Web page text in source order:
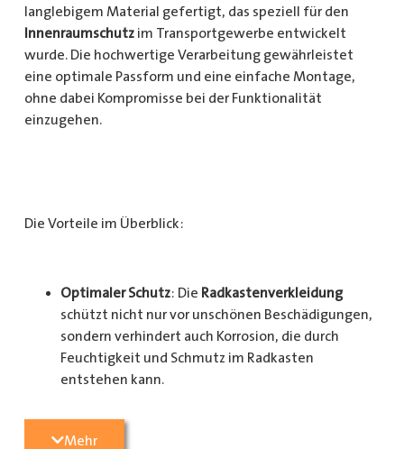
langlebigem Material gefertigt, das speziell für den
Innenraumschutzim Transportgewerbe entwickelt
wurde. Die hochwertige Verarbeitung gewährleistet
eine optimale Passform und eine einfache Montage,
ohne dabei Kompromisse bei der Funktionalität
einzugehen.
Die Vorteile im Überblick:
Optimaler Schutz: Die Radkastenverkleidung
schützt nicht nur vor unschönen Beschädigungen,
sondern verhindert auch Korrosion, die durch
Feuchtigkeit und Schmutz im Radkasten
entstehen kann.
Langlebigkeit
Mehr